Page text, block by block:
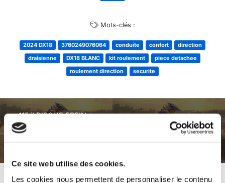
Ce site web utilise des cookies.
Les cookies nous permettent de personnaliser le contenu
Mots-clés :
2024 DX18 3760249076064 conduite confort
direction
draisienne
DX18 BLANC kit roulement
piece detachee
roulement direction
securite
115// DISQUE FREIN
D160MM DRAISIENNE
2024 DX18 ENTRAXE
61// SELLE
DRAISIENNE 2024